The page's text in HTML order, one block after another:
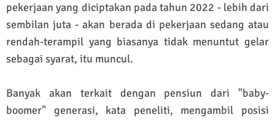
pekerjaan yang diciptakan pada tahun 2022 - lebih dari
sembilan juta - akan berada di pekerjaan sedang atau
rendah-terampil yang biasanya tidak menuntut gelar
sebagai syarat, itu muncul.
Banyak akan terkait dengan pensiun dari "baby-
boomer" generasi, kata peneliti, mengambil posisi